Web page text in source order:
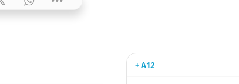
+ A12